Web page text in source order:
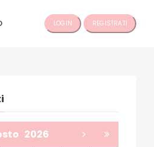
LOGIN REGISTRATI
2026